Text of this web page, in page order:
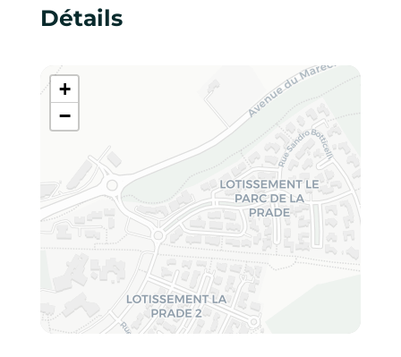
Détails
+
−